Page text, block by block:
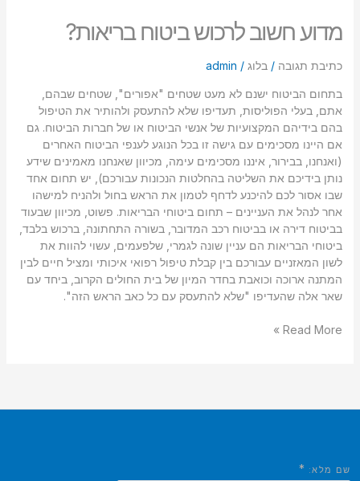
מדוע חשוב לרכוש ביטוח בריאות?
כתיבת תגובה / בלוג/
admin
בתחום הביטוח ישנם לא מעט שטחים "אפורים", שטחים שבהם,
אתם, בעלי הפוליסות, תעדיפו שלא להתעסק ולהותיר את הטיפול
בהם בידיהם המקצועיות של אנשי הביטוח או של חברות הביטוח. גם
אם היינו מסכימים עם גישה זו בכל הנוגע לענפי הביטוח האחרים
(ואנחנו, בבירור, איננו מסכימים עימה, מכיוון שאנחנו מאמינים שידע
נותן בידיכם את השליטה בהחלטות הנכונות עבורכם), יש תחום אחד
שבו אסור לכם להיכנע לדחף לטמון את הראש בחול ולהניח למישהו
אחר לנהל את העניינים – תחום ביטוחי הבריאות. פשוט, מכיוון שבעוד
בביטוח דירה או בביטוח רכב המדובר, בשורה התחתונה, ברכוש בלבד,
ביטוחי הבריאות הם עניין שונה לגמרי, שלפעמים, עשוי להוות את
לשון המאזניים עבורכם בין קבלת טיפול רפואי איכותי ומציל חיים לבין
המתנה ארוכה וכואבת בחדר המיון של בית החולים הקרוב, ביחד עם
שאר אלה שהעדיפו "שלא להתעסק עם כל כאב הראש הזה".
Read More »
שם מלא: *